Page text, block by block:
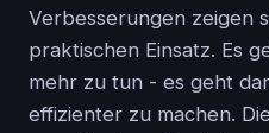
Verbesserungen zeigen
praktischen Einsatz. Es
mehr zu tun - es geht
effizienter zu machen.